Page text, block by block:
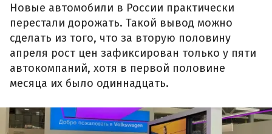
Новые автомобили в России практически
перестали дорожать. Такой вывод можно
сделать из того, что за вторую половину
апреля рост цен зафиксирован только у пяти
автокомпаний, хотя в первой половине
месяца их было одиннадцать.